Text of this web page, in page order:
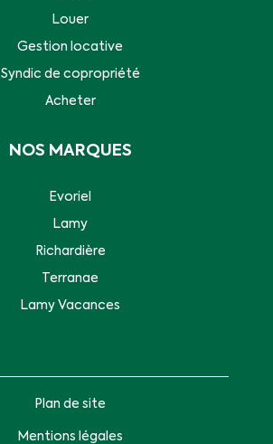
Louer
Gestion locative
Syndic de copropriété
Acheter
NOS MARQUES
Evoriel
Lamy
Richardière
Terranae
Lamy Vacances
Plan de site
Mentions légales